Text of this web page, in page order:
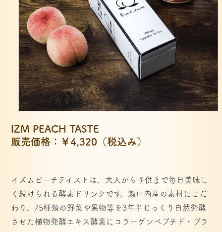
IZM PEACH TASTE
販売価格：￥4,320（税込み）
イズムピーチテイストは、大人から子供まで毎日美味し
く続けられる酵素ドリンクです。瀬戸内産の素材にこだ
わり、75種類の野菜や果物等を3年半じっくり自然発酵
させた植物発酵エキス酵素にコラーゲンペプチド・プラ